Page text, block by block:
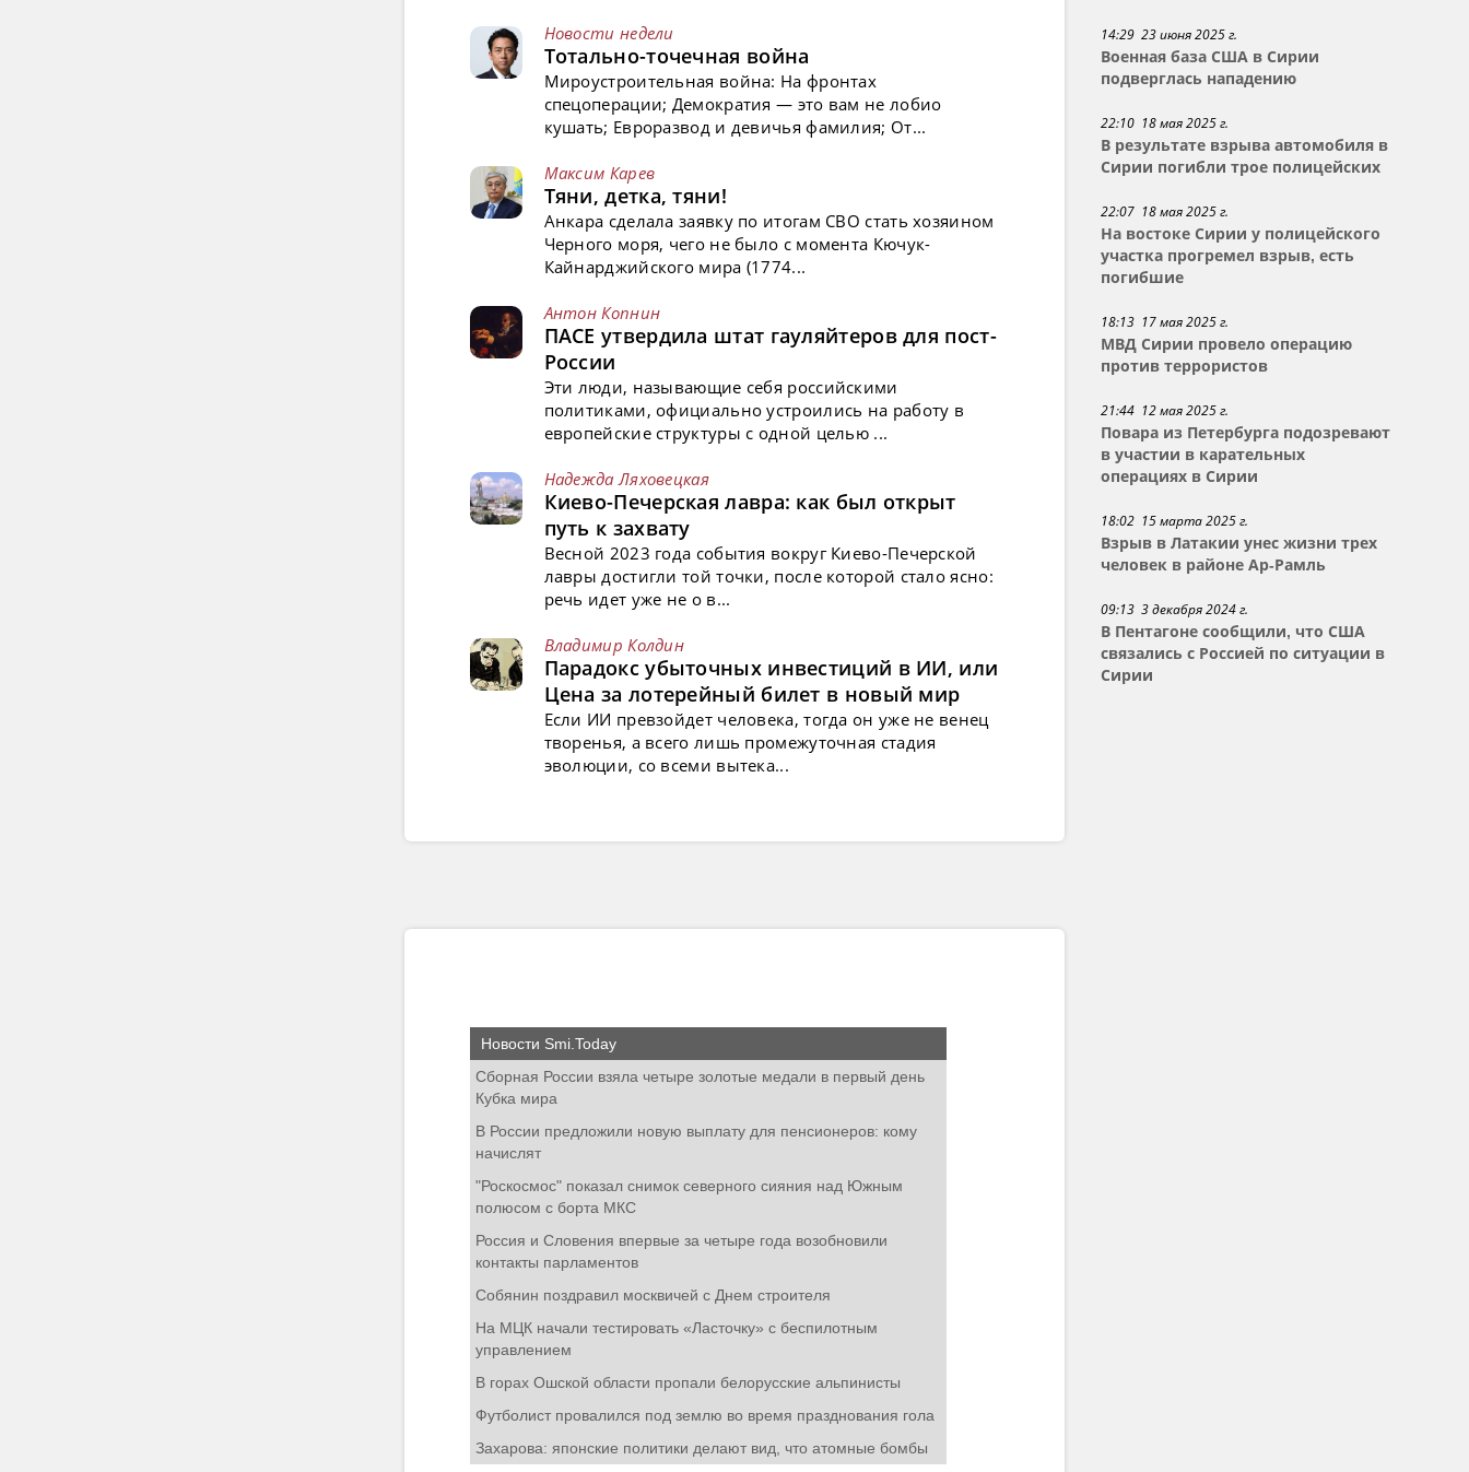
14:29 23 июня 2025 г.
Военная база США в Сирии
подверглась нападению
22:10 18 мая 2025 г.
В результате взрыва автомобиля в
Сирии погибли трое полицейских
22:07 18 мая 2025 г.
На востоке Сирии у полицейского
участка прогремел взрыв, есть
погибшие
18:13 17 мая 2025 г.
МВД Сирии провело операцию
против террористов
21:44 12 мая 2025 г.
Повара из Петербурга подозревают
в участии в карательных
операциях в Сирии
18:02 15 марта 2025 г.
Взрыв в Латакии унес жизни трех
человек в районе Ар-Рамль
09:13 3 декабря 2024 г.
В Пентагоне сообщили, что США
связались с Россией по ситуации в
Сирии
Новости недели
Тотально-точечная война
Мироустроительная война: На фронтах
спецоперации; Демократия — это вам не лобио
кушать; Евроразвод и девичья фамилия; От...
Максим Карев
Тяни, детка, тяни!
Анкара сделала заявку по итогам СВО стать хозяином
Черного моря, чего не было с момента Кючук-
Кайнарджийского мира (1774...
Антон Копнин
ПАСЕ утвердила штат гауляйтеров для пост-
России
Эти люди, называющие себя российскими
политиками, официально устроились на работу в
европейские структуры с одной целью ...
Надежда Ляховецкая
Киево-Печерская лавра: как был открыт
путь к захвату
Весной 2023 года события вокруг Киево-Печерской
лавры достигли той точки, после которой стало ясно:
речь идет уже не о в...
Владимир Колдин
Парадокс убыточных инвестиций в ИИ, или
Цена за лотерейный билет в новый мир
Если ИИ превзойдет человека, тогда он уже не венец
творенья, а всего лишь промежуточная стадия
эволюции, со всеми вытека...